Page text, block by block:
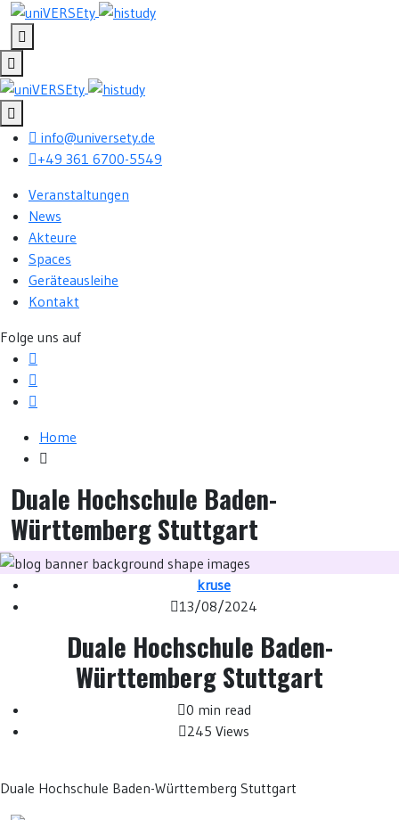
info@universety.de
+49 361 6700-5549
Veranstaltungen
News
Akteure
Spaces
Geräteausleihe
Kontakt
Folge uns auf
Home
Duale Hochschule Baden-
Württemberg Stuttgart
kruse
13/08/2024
Duale Hochschule Baden-
Württemberg Stuttgart
0 min read
245 Views
Duale Hochschule Baden-Württemberg Stuttgart